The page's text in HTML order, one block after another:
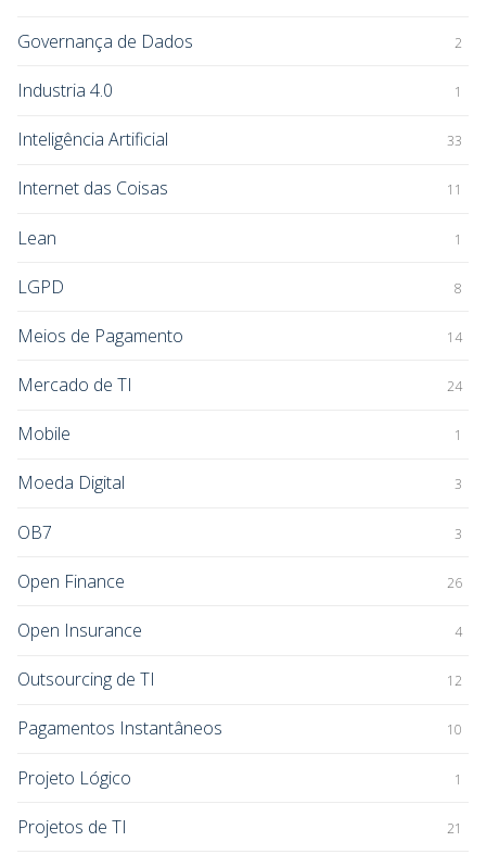
Governança de Dados 2
Industria 4.0 1
Inteligência Artificial 33
Internet das Coisas 11
Lean 1
LGPD 8
Meios de Pagamento 14
Mercado de TI 24
Mobile 1
Moeda Digital 3
OB7 3
Open Finance 26
Open Insurance 4
Outsourcing de TI 12
Pagamentos Instantâneos 10
Projeto Lógico 1
Projetos de TI 21